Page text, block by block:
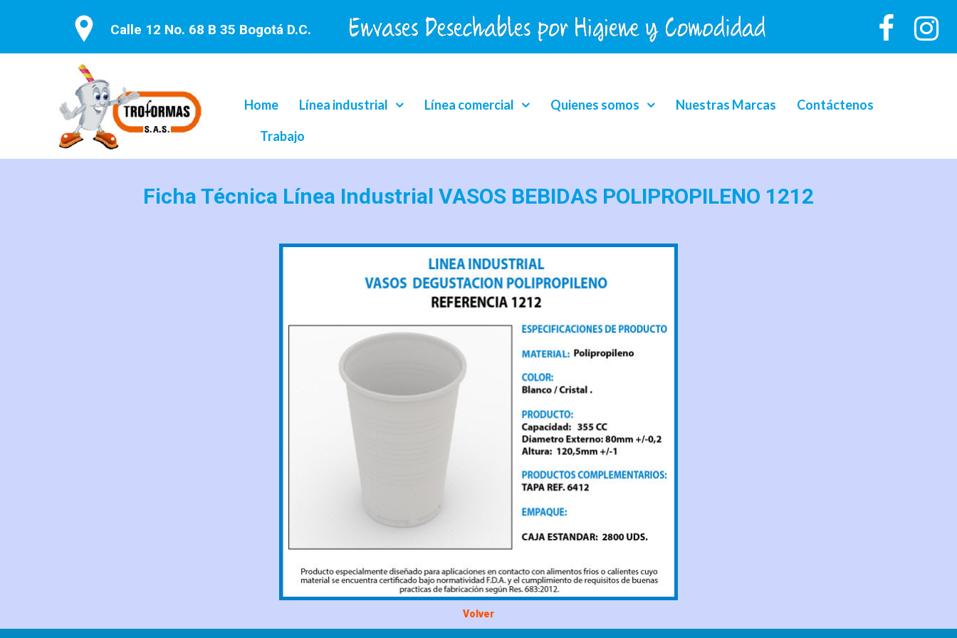
Calle 12 No. 68 B 35 Bogotá D.C.
Home Línea industrial Línea comercial Quienes somos Nuestras Marcas
Contáctenos
Trabajo
Ficha Técnica Línea Industrial VASOS BEBIDAS POLIPROPILENO 1212
Volver